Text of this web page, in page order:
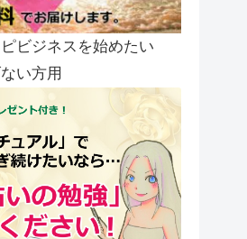
ビジネスを始めたい
い方用